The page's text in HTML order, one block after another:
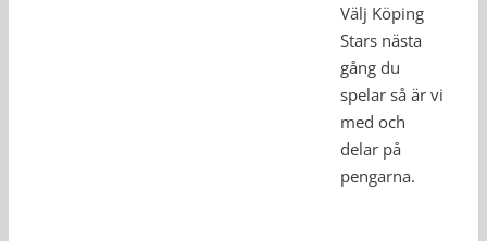
Välj Köping
Stars nästa
gång du
spelar så är vi
med och
delar på
pengarna.